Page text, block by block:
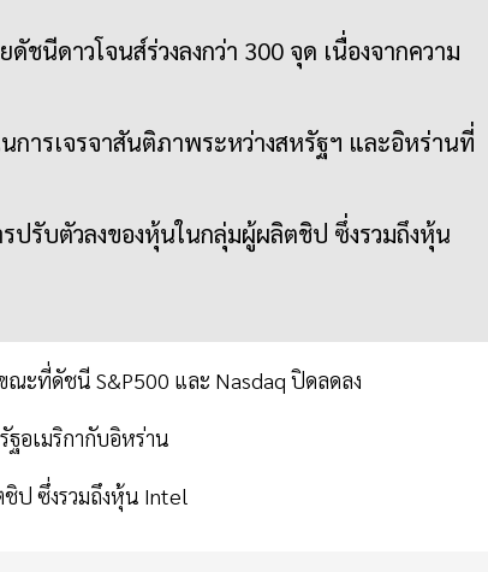
นีดาวโจนส์ร่วงลงกว่า 300 จุด เนื่องจากความ
ารเจรจาสันติภาพระหว่างสหรัฐฯ และอิหร่านที่
ปรับตัวลงของหุ้นในกลุ่มผู้ผลิตชิป ซึ่งรวมถึงหุ้น
ะที่ดัชนี S&P500 และ Nasdaq ปิดลดลง
ฐอเมริกากับอิหร่าน
ป ซึ่งรวมถึงหุ้น Intel